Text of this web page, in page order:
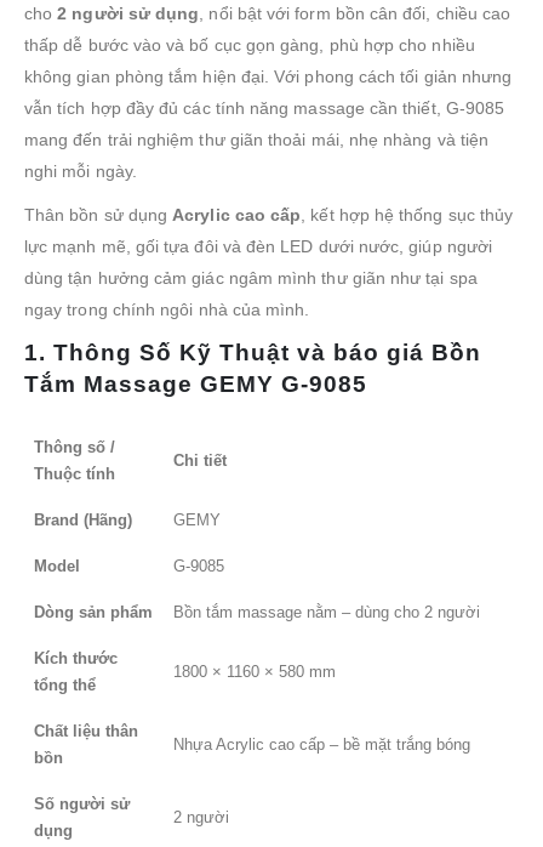
cho2 người sử dụng, nổi bật với form bồn cân đối, chiều cao
thấp dễ bước vào và bố cục gọn gàng, phù hợp cho nhiều
không gian phòng tắm hiện đại. Với phong cách tối giản nhưng
vẫn tích hợp đầy đủ các tính năng massage cần thiết, G-9085
mang đến trải nghiệm thư giãn thoải mái, nhẹ nhàng và tiện
nghi mỗi ngày.
Thân bồn sử dụngAcrylic cao cấp, kết hợp hệ thống sục thủy
lực mạnh mẽ, gối tựa đôi và đèn LED dưới nước, giúp người
dùng tận hưởng cảm giác ngâm mình thư giãn như tại spa
ngay trong chính ngôi nhà của mình.
1. Thông Số Kỹ Thuật và báo giá Bồn
Tắm Massage GEMY G-9085
Thông số /
Thuộc tính
Chi tiết
Brand (Hãng) GEMY
Model G-9085
Dòng sản phẩm Bồn tắm massage nằm – dùng cho 2 người
Kích thước
tổng thể
1800 × 1160 × 580 mm
Chất liệu thân
bồn
Nhựa Acrylic cao cấp – bề mặt trắng bóng
Số người sử
dụng
2 người